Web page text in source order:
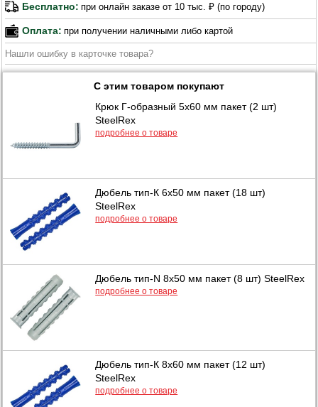
Бесплатно: при онлайн заказе от 10 тыс. ₽ (по городу)
Оплата: при получении наличными либо картой
Нашли ошибку в карточке товара?
С этим товаром покупают
Крюк Г-образный 5х60 мм пакет (2 шт)
SteelRex
подробнее о товаре
Дюбель тип-К 6х50 мм пакет (18 шт)
SteelRex
подробнее о товаре
Дюбель тип-N 8х50 мм пакет (8 шт) SteelRex
подробнее о товаре
Дюбель тип-К 8х60 мм пакет (12 шт)
SteelRex
подробнее о товаре